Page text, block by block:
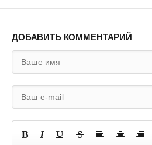
ДОБАВИТЬ КОММЕНТАРИЙ